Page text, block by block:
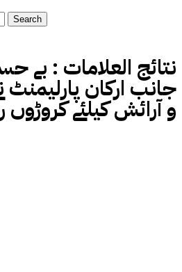
نتائج العلامات : بے
جانب ارکان پارلیمنٹ
و آرائش کیلئے کروڑوں